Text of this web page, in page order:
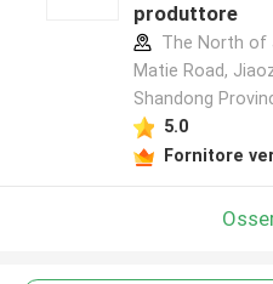
produttore
The North of
Matie Road,
Shandong
5.0
Fornitore